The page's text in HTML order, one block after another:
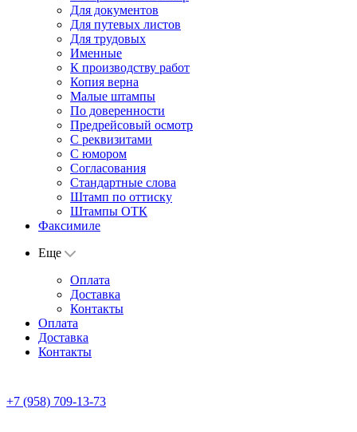
Для документов
Для путевых листов
Для трудовых
Именные
К производству работ
Копия верна
Малые штампы
По доверенности
Предрейсовый осмотр
С реквизитами
С юмором
Согласования
Стандартные слова
Штамп по оттиску
Штампы ОТК
Факсимиле
Еще
Оплата
Доставка
Контакты
Оплата
Доставка
Контакты
+7 (958) 709-13-73